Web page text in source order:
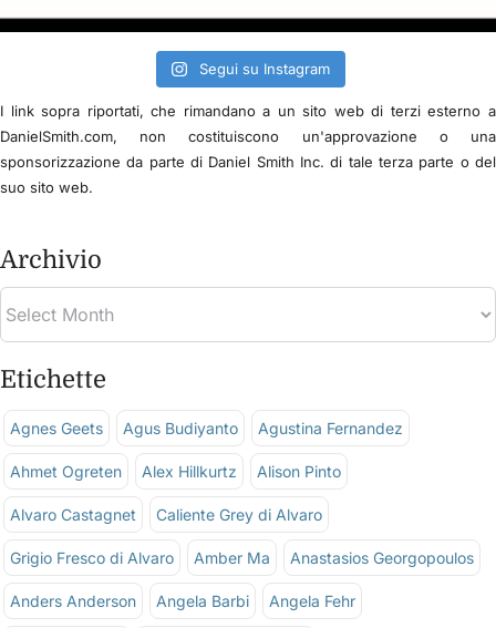
Segui su Instagram
I link sopra riportati, che rimandano a un sito web di terzi esterno a
DanielSmith.com, non costituiscono un'approvazione o una
sponsorizzazione da parte di Daniel Smith Inc. di tale terza parte o del
suo sito web.
Archivio
Etichette
Agnes Geets Agus Budiyanto Agustina Fernandez
Ahmet Ogreten Alex Hillkurtz Alison Pinto
Alvaro Castagnet Caliente Grey di Alvaro
Grigio Fresco di Alvaro Amber Ma Anastasios Georgopoulos
Anders Anderson Angela Barbi Angela Fehr